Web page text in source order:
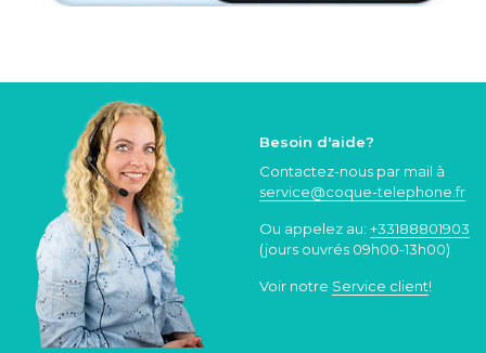
Besoin d'aide?
Contactez-nous par mail à
service@coque-telephone.fr
Ou appelez au: +33188801903
(jours ouvrés 09h00-13h00)
Voir notre Service client!